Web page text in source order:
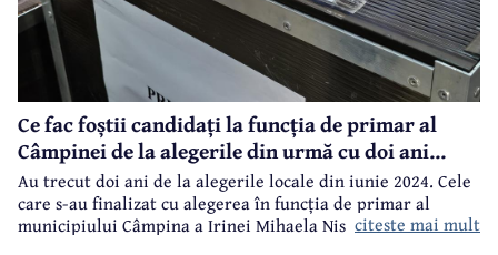
Ce fac foștii candidați la funcția de primar al
Câmpinei de la alegerile din urmă cu doi ani...
Au trecut doi ani de la alegerile locale din iunie 2024. Cele
care s-au finalizat cu alegerea în funcția de primar al
municipiului Câmpina a Irinei Mihaela Nistor, care l-a
citeste mai mult